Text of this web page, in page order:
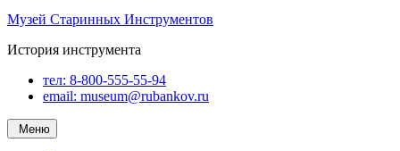
содержимому
Музей Старинных Инструментов
История инструмента
тел: 8-800-555-55-94
email: museum@rubankov.ru
Меню